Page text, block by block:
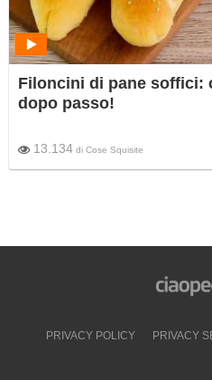
Filoncini di pane soffici:
dopo passo!
13.134 di Cose Squisite
PRIVACY POLICY PRIVACY